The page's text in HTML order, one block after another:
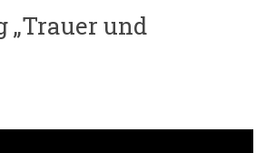
„Trauer und